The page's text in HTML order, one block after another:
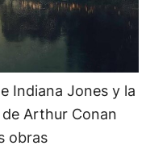
Indiana Jones y la
Arthur Conan
obras